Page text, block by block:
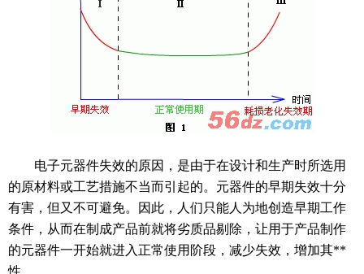
电子元器件失效的原因，是由于在设计和生产时所选用
的原材料或工艺措施不当而引起的。元器件的早期失效十分
有害，但又不可避免。因此，人们只能人为地创造早期工作
条件，从而在制成产品前就将劣质品剔除，让用于产品制作
的元器件一开始就进入正常使用阶段，减少失效，增加其**
性。